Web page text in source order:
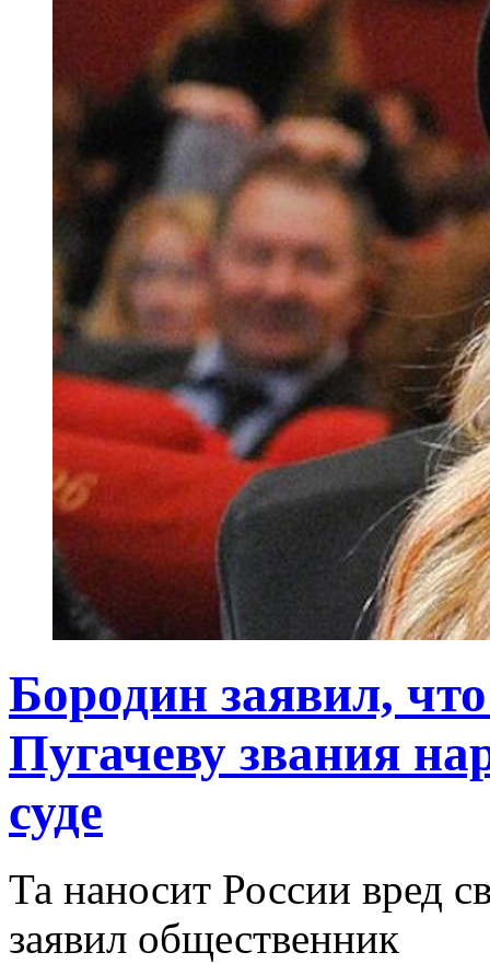
Бородин заявил,
Пугачеву звания
суде
Та наносит России вред
заявил общественник